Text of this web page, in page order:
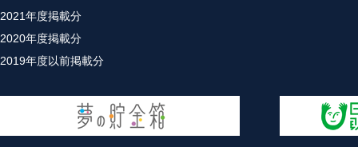
2021年度掲載分
2020年度掲載分
2019年度以前掲載分